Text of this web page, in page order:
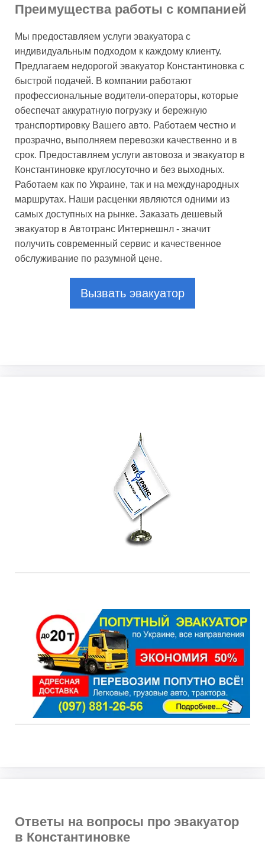
Преимущества работы с компанией
Мы предоставляем услуги эвакуатора с
индивидуальным подходом к каждому клиенту.
Предлагаем недорогой эвакуатор Константиновка с
быстрой подачей. В компании работают
профессиональные водители-операторы, которые
обеспечат аккуратную погрузку и бережную
транспортировку Вашего авто. Работаем честно и
прозрачно, выполняем перевозки качественно и в
срок. Предоставляем услуги автовоза и эвакуатор в
Константиновке круглосуточно и без выходных.
Работаем как по Украине, так и на международных
маршрутах. Наши расценки являются одними из
самых доступных на рынке. Заказать дешевый
эвакуатор в Автотранс Интернешнл - значит
получить современный сервис и качественное
обслуживание по разумной цене.
Вызвать эвакуатор
Ответы на вопросы про эвакуатор
в Константиновке